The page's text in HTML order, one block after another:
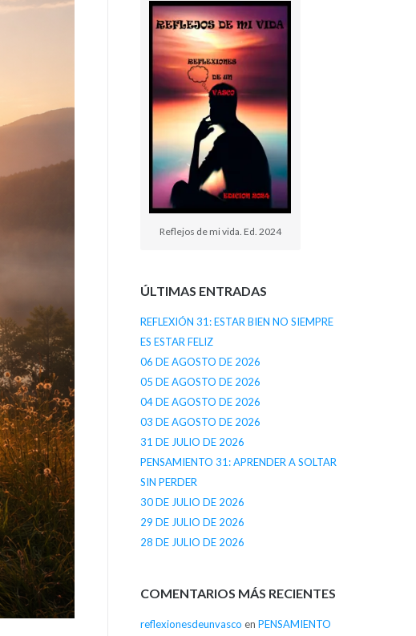
Reflejos de mi vida. Ed. 2024
ÚLTIMAS ENTRADAS
REFLEXIÓN 31: ESTAR BIEN NO SIEMPRE
ES ESTAR FELIZ
06 DE AGOSTO DE 2026
05 DE AGOSTO DE 2026
04 DE AGOSTO DE 2026
03 DE AGOSTO DE 2026
31 DE JULIO DE 2026
PENSAMIENTO 31: APRENDER A SOLTAR
SIN PERDER
30 DE JULIO DE 2026
29 DE JULIO DE 2026
28 DE JULIO DE 2026
COMENTARIOS MÁS RECIENTES
reflexionesdeunvasco en PENSAMIENTO